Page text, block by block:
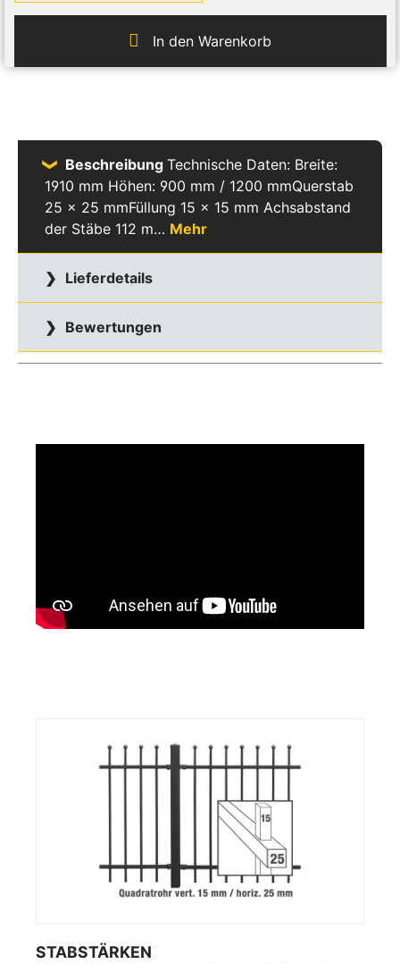
In den Warenkorb
Beschreibung Technische Daten: Breite:
1910 mm Höhen: 900 mm / 1200 mmQuerstab
25 x 25 mmFüllung 15 x 15 mm Achsabstand
der Stäbe 112 m… Mehr
Lieferdetails
Bewertungen
STABSTÄRKEN